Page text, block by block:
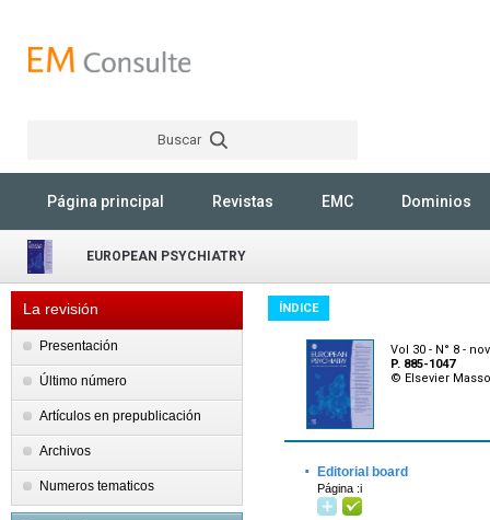
Buscar
Página principal Revistas EMC Dominios
EUROPEAN PSYCHIATRY
La revisión
Presentación
Último número
Artículos en prepublicación
Archivos
Numeros tematicos
ÍNDICE
Vol 30 - N° 8 -
P. 885-1047
© Elsevier
· Editorial board
Página :i